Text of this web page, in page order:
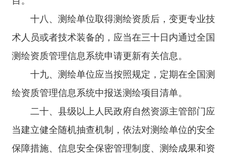
十八、测绘单位取得测绘资质后，变更专业技
术人员或者技术装备的，应当在三十日内通过全国
测绘资质管理信息系统申请更新有关信息。
十九、测绘单位应当按照规定，定期在全国测
绘资质管理信息系统中报送测绘项目清单。
二十、县级以上人民政府自然资源主管部门应
当建立健全随机抽查机制，依法对测绘单位的安全
保障措施、信息安全保密管理制度、测绘成果和资